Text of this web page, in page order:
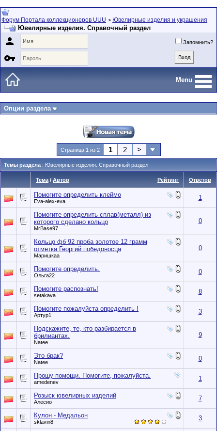
Форум Портала коллекционеров UUU > Ювелирные изделия и украшения
Ювелирные изделия. Справочный раздел
 Запомнить?

Menu
Опции раздела
Страница 1 из 2 1 2 >
Темы раздела : Ювелирные изделия. Справочный раздел
Рейтинг
Тема / Автор Ответов
Помогите определить клеймо
Eva-alex-eva 1
Помогите определить сплав(металл) из
которого сделано кольцо
MrBase97
0
Кольцо фб 92 проба золотое 12 грамм
отметка Георгий победоносца
Маришкаа
0
Помогите определить.
Ольга22 0
Помогите распознать!
setakava 8
Помогите пожалуйста определить !
Артур1 3
Подскажите, те, кто разбирается в
брилиантах.
Natee
9
Это брак?
Natee 0
Прошу помощи. Помогите, пожалуйста.
amedenev 1
Розыск ювелирных изделий
Алесио 7
Кулон - Медальон
sklavin8 3